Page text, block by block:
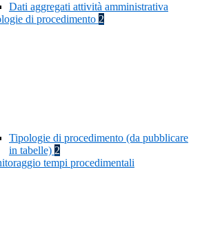
Dati aggregati attività amministrativa
di procedimento 2
Tipologie di procedimento (da pubblicare
in tabelle) 2
tempi procedimentali